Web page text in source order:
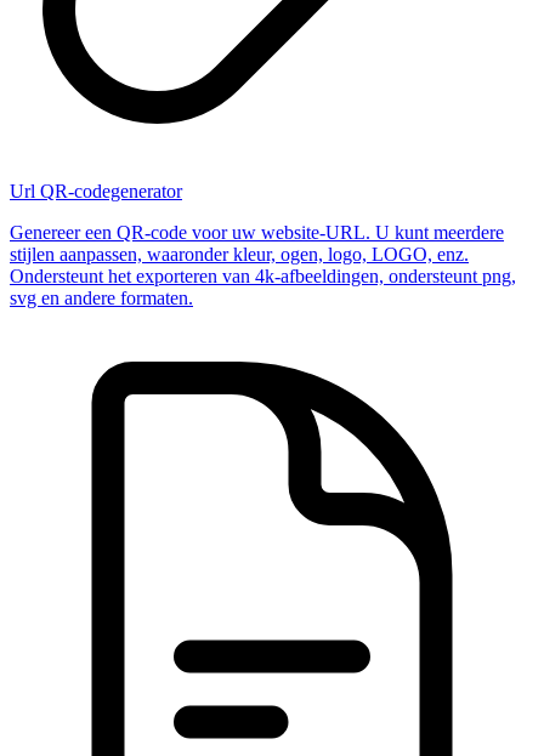
Url QR-codegenerator
Genereer een QR-code voor uw website-URL. U kunt meerdere
stijlen aanpassen, waaronder kleur, ogen, logo, LOGO, enz.
Ondersteunt het exporteren van 4k-afbeeldingen, ondersteunt png,
svg en andere formaten.